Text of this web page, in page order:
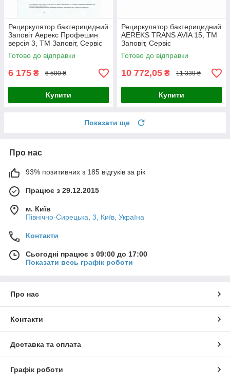
Рециркулятор бактерицидний
Заповіт Аерекс Профешин
версія 3, ТМ Заповіт, Сервіс
Готово до відправки
6 175 ₴ 6 500 ₴
Купити
Рециркулятор бактерицидний
AEREKS TRANS AVIA 15, ТМ
Заповіт, Сервіс
Готово до відправки
10 772,05 ₴ 11 339 ₴
Купити
Показати ще
Про нас
93% позитивних з 185 відгуків за рік
Працює з 29.12.2015
м. Київ
Північно-Сирецька, 3, Київ, Україна
Контакти
Сьогодні працює з 09:00 до 17:00
Показати весь графік роботи
Про нас
Контакти
Доставка та оплата
Графік роботи